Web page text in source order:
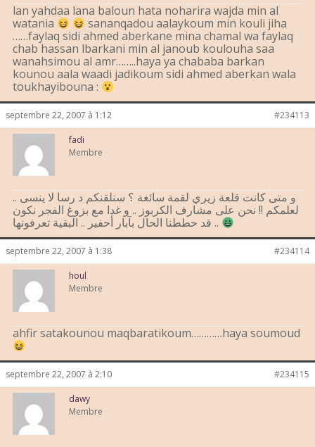
lan yahdaa lana baloun hata noharira wajda min al
watania
sananqadou aalaykoum min kouli jiha
……faylaq sidi ahmed aberkane mina chamal wa faylaq
chab hassan lbarkani min al janoub koulouha saa
wanahsimou al amr……..haya ya chababa barkan
kounou aala waadi jadikoum sidi ahmed aberkan wala
toukhayibouna :
septembre 22, 2007 à 1:12 #234113
fadi
Membre
و متى كانت قلعة زيري لقمة سائغة ؟ سنلقنكم د رسا لا ينسى ..
لعلمكم !! نحن على مشارف الكربوز .. و غدا مع بزوغ الفجر نكون
قد حططنا الحال بآبار أحفير .. البقية تعرفونها ..
septembre 22, 2007 à 1:38 #234114
houl
Membre
ahfir satakounou maqbaratikoum…………haya soumoud
septembre 22, 2007 à 2:10 #234115
dawy
Membre